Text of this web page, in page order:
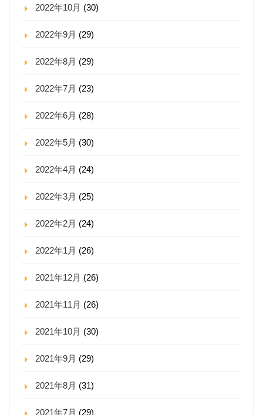
2022年10月 (30)
2022年9月 (29)
2022年8月 (29)
2022年7月 (23)
2022年6月 (28)
2022年5月 (30)
2022年4月 (24)
2022年3月 (25)
2022年2月 (24)
2022年1月 (26)
2021年12月 (26)
2021年11月 (26)
2021年10月 (30)
2021年9月 (29)
2021年8月 (31)
2021年7月 (29)